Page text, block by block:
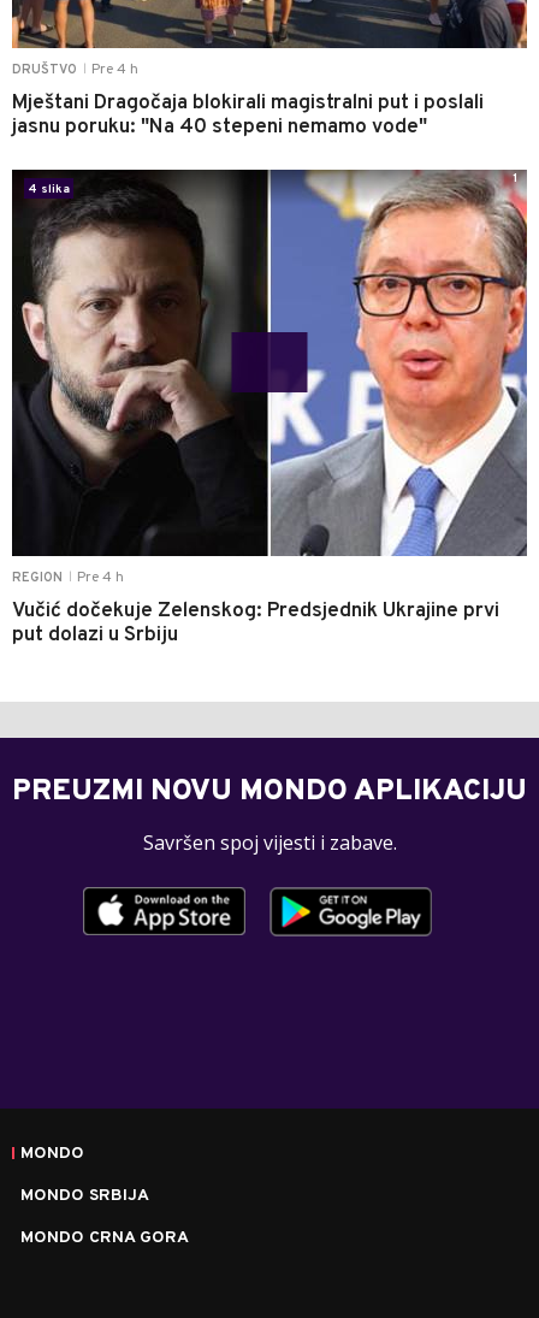
DRUŠTVO Pre 4 h
Mještani Dragočaja blokirali magistralni put i poslali
jasnu poruku: "Na 40 stepeni nemamo vode"
REGION Pre 4 h
Vučić dočekuje Zelenskog: Predsjednik Ukrajine prvi
put dolazi u Srbiju
4 slika
1
PREUZMI NOVU MONDO APLIKACIJU
Savršen spoj vijesti i zabave.
MONDO
MONDO SRBIJA
MONDO CRNA GORA